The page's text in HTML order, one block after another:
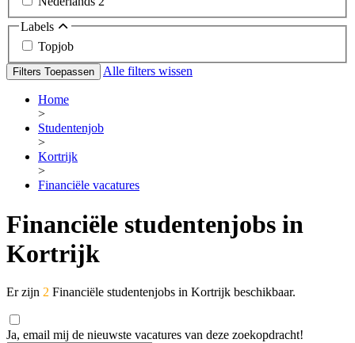
Labels
Topjob
Filters Toepassen Alle filters wissen
Home
>
Studentenjob
>
Kortrijk
>
Financiële vacatures
Financiële studentenjobs in
Kortrijk
Er zijn 2 Financiële studentenjobs in Kortrijk beschikbaar.
Ja, email mij de nieuwste vacatures van deze zoekopdracht!